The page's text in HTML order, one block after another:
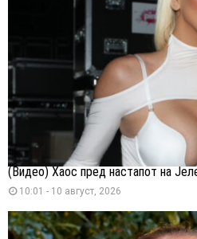
(Видео) Хаос пред настапот на
10:01 - 10 август, 2026